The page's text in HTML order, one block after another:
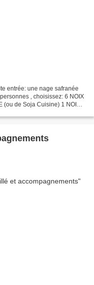
entrée: une nage safranée
, choisissez: 6 NOIX
(ou de Soja Cuisine) 1 NOIX